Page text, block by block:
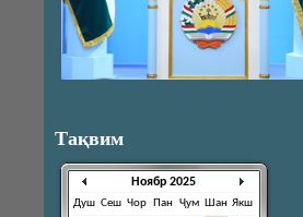
Тақвим
Душ Сеш Чор Пан Ҷум Шан Якш
Ноябр 2025